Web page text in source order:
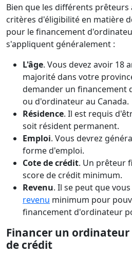
Bien que les différents
critères d'éligibilité en matière
pour le financement
s'appliquent généralement :
L'âge. Vous devez avoir 18
majorité dans votre
demander un financement
ou d'ordinateur au Canada.
Résidence. Il est requis
soit résident permanent.
Emploi. Vous devrez
forme d'emploi.
Cote de crédit. Un prêteur
score de crédit minimum.
Revenu. Il se peut que
revenu minimum pour
financement d'ordinateur
Financer un
de crédit